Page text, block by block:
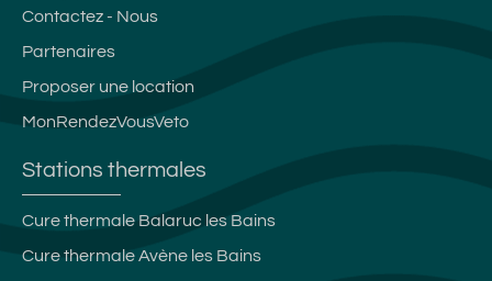
Contactez - Nous
Partenaires
Proposer une location
MonRendezVousVeto
Stations thermales
Cure thermale Balaruc les Bains
Cure thermale Avène les Bains